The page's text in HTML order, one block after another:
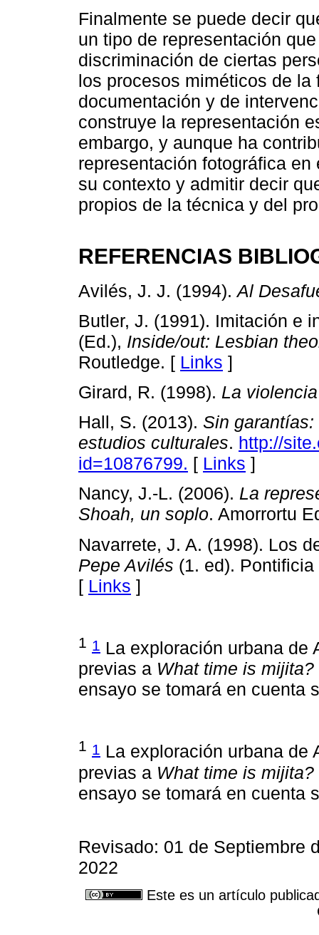
Finalmente se puede decir
un tipo de representación
discriminación de ciertas
los procesos miméticos de
documentación y de
construye la representación
embargo, y aunque ha
representación fotográfica
su contexto y admitir decir
propios de la técnica y del
REFERENCIAS
Avilés, J. J. (1994).Al
Butler, J. (1991). Imitación e
(Ed.), Inside/out: Lesbian
Routledge. [ Links ]
Girard, R. (1998). La
Hall, S. (2013). Sin
estudios culturales. http://
id=10876799. [ Links ]
Nancy, J.-L. (2006). La
Shoah, un soplo. Amorrortu
Navarrete, J. A. (1998). Los
Pepe Avilés (1. ed).
[ Links ]
1 1 La exploración urbana de
previas a What time is mijita?
ensayo se tomará en cuenta
1 1 La exploración urbana de
previas a What time is mijita?
ensayo se tomará en cuenta
Revisado: 01 de Septiembre
2022
Este es un artículo